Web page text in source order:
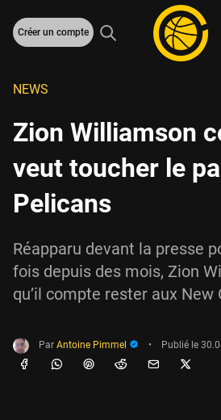
Créer un compte
NEWS
Zion Williamson
veut toucher le
Pelicans
Réapparu devant la presse
fois depuis des mois, Zion
qu’il compte rester aux New
Par Antoine Pimmel • Publié le